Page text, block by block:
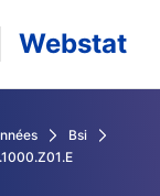
navigation
Webstat
Bsi